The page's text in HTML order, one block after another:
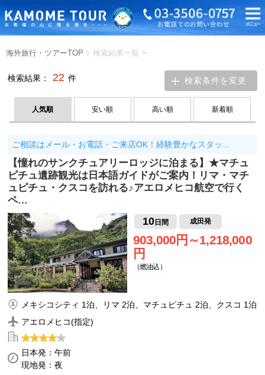
海外旅行・ツアーTOP > 検索結果一覧 >
検索結果： 22 件 検索条件を変更
人気順 安い順 高い順 新着順
ご相談はメール・お電話・ご来店OK！経験豊かなスタッ…
【憧れのサンクチュアリーロッジに泊まる】★マチュ
ピチュ遺跡観光は日本語ガイドがご案内！リマ・マチ
ュピチュ・クスコを訪れる♪アエロメヒコ航空で行く
ペ…
10日間 成田発
903,000円～1,218,000
円
（燃油込）
メキシコシティ 1泊、リマ 2泊、マチュピチュ 2泊、クスコ 1泊
アエロメヒコ(指定)
日本発：午前
現地発：夜